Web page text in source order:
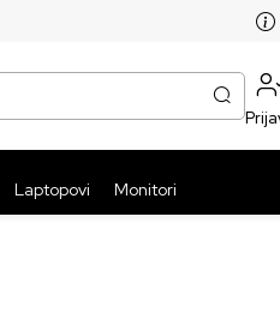
ISPORUKA PAKETA PREKO
Laptopovi Monitori